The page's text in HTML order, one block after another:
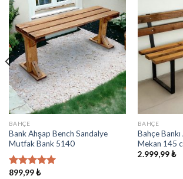
Listeme
Ekle
BAHÇE
Bank Ahşap Bench Sandalye
Mutfak Bank 5140
5 üzerinden
899,99₺
BAHÇE
Bahçe
Mekan 145
2.999,99₺